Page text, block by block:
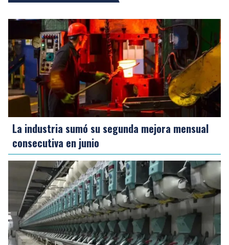
La industria sumó su segunda mejora mensual
consecutiva en junio